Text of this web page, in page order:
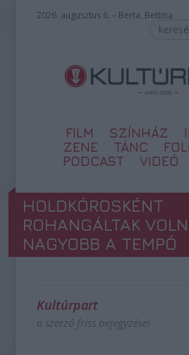
2026. augusztus 6. – Berta, Bettina
FILM SZÍNHÁZ
ZENE
TÁNC
PODCAST
VIDEÓ
HOLDKÓROSKÉNT
ROHANGÁLTAK
NAGYOBB A TEMPÓ
Kultúrpart
a szerző friss bejegyzései